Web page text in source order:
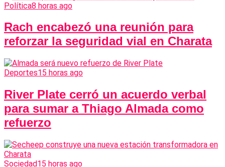
Política8 horas ago
Rach encabezó una reunión para
reforzar la seguridad vial en Charata
Deportes15 horas ago
River Plate cerró un acuerdo verbal
para sumar a Thiago Almada como
refuerzo
Sociedad15 horas ago